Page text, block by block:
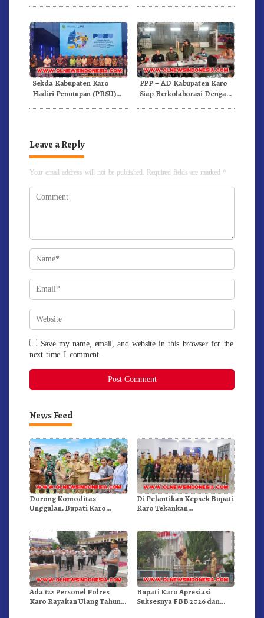
Sekda Kabupaten Karo
Hadiri Penutupan (PRSU)
PPP – AD Kabupaten Karo
Siap Berkolaborasi Dengan
Leave a Reply
Your email address will not be published. Required fields are marked *
Save my name, email, and website in this browser for the
next time I comment.
News Feed
Dorong Komoditas
Unggulan, Bupati Karo
Di Pelantikan Kepsek Bupati
Karo Tekankan
Ada 122 Personel Polres
Karo Rayakan Ulang Tahun
Bupati Karo Apresiasi
Suksesnya FBB 2026 dan